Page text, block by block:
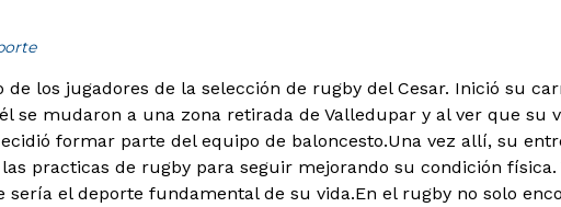
de los jugadores de la selección de rugby del Cesar. Inició su
se mudaron a una zona retirada de Valledupar y al ver que su
formar parte del equipo de baloncesto.Una vez allí, su
practicas de rugby para seguir mejorando su condición física.
sería el deporte fundamental de su vida.En el rugby no solo